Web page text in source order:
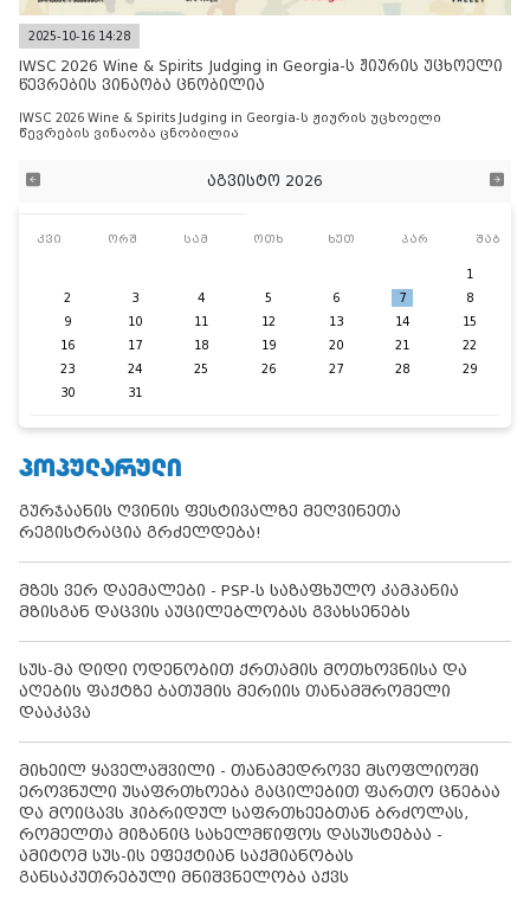
2025-10-16 14:28
IWSC 2026 Wine & Spirits Judging in Georgia-ს ჟიურის უცხოელი
წევრების ვინაობა ცნობილია
IWSC 2026 Wine & Spirits Judging in Georgia-ს ჟიურის უცხოელი
წევრების ვინაობა ცნობილია
აგვისტო 2026
კვი ორშ სამ ოთხ ხუთ პარ შაბ
1
2
3 4 5 6 7
8
9
10 11 12 13 14
15
16
17 18 19 20 21
22
23
24 25 26 27 28
29
30
31
ᲞᲝᲞᲣᲚᲐᲠᲣᲚᲘ
გურჯაანის ღვინის ფესტივალზე მეღვინეთა
რეგისტრაცია გრძელდება!
მზეს ვერ დაემალები - PSP-ს საზაფხულო კამპანია
მზისგან დაცვის აუცილებლობას გვახსენებს
სუს-მა დიდი ოდენობით ქრთამის მოთხოვნისა და
აღების ფაქტზე ბათუმის მერიის თანამშრომელი
დააკავა
მიხეილ ყაველაშვილი - თანამედროვე მსოფლიოში
ეროვნული უსაფრთხოება გაცილებით ფართო ცნებაა
და მოიცავს ჰიბრიდულ საფრთხეებთან ბრძოლას,
რომელთა მიზანიც სახელმწიფოს დასუსტებაა -
ამიტომ სუს-ის ეფექტიან საქმიანობას
განსაკუთრებული მნიშვნელობა აქვს